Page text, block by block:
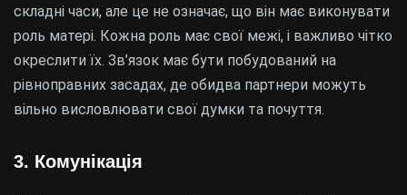
складні часи, але це не означає, що він має виконувати
роль матері. Кожна роль має свої межі, і важливо чітко
окреслити їх. Зв’язок має бути побудований на
рівноправних засадах, де обидва партнери можуть
вільно висловлювати свої думки та почуття.
3. Комунікація